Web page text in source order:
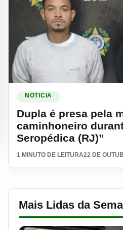
NOTICIA
Dupla é presa pela
caminhoneiro
Seropédica (RJ)”
1 MINUTO DE LEITURA22 DE
Mais Lidas da